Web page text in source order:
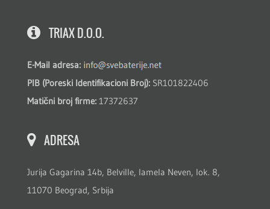
TRIAX D.O.O.
E-Mail adresa:
PIB (Poreski Identifikacioni Broj): SR101822406
Matični broj firme: 17372637
ADRESA
Jurija Gagarina 14b, Belville, lamela Neven, lok. 8,
11070 Beograd, Srbija